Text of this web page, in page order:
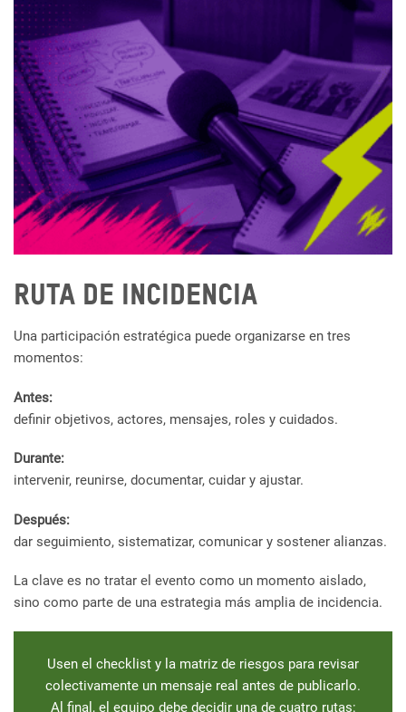
Ruta de incidencia
Una participación estratégica puede organizarse en tres
momentos:
Antes:
definir objetivos, actores, mensajes, roles y cuidados.
Durante:
intervenir, reunirse, documentar, cuidar y ajustar.
Después:
dar seguimiento, sistematizar, comunicar y sostener alianzas.
La clave es no tratar el evento como un momento aislado,
sino como parte de una estrategia más amplia de incidencia.
Usen el checklist y la matriz de riesgos para revisar
colectivamente un mensaje real antes de publicarlo.
Al final, el equipo debe decidir una de cuatro rutas: